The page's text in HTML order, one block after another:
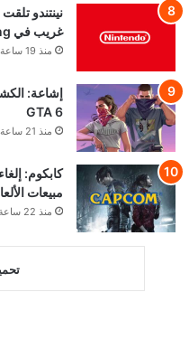
نينتندو
غريب في Animal Crossing
منذ 19 ساعة
إشاعة:
GTA 6
منذ 21 ساعة
كابكوم:
مبيعات
منذ 22 ساعة